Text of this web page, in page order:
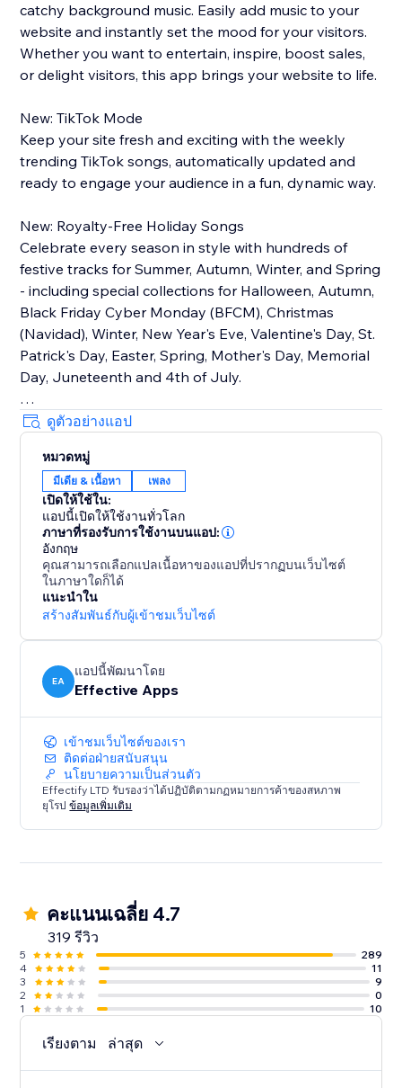
catchy background music. Easily add music to your
website and instantly set the mood for your visitors.
Whether you want to entertain, inspire, boost sales,
or delight visitors, this app brings your website to life.
New: TikTok Mode
Keep your site fresh and exciting with the weekly
trending TikTok songs, automatically updated and
ready to engage your audience in a fun, dynamic way.
New: Royalty-Free Holiday Songs
Celebrate every season in style with hundreds of
festive tracks for Summer, Autumn, Winter, and Spring
- including special collections for Halloween, Autumn,
Black Friday Cyber Monday (BFCM), Christmas
(Navidad), Winter, New Year's Eve, Valentine's Day, St.
Patrick's Day, Easter, Spring, Mother's Day, Memorial
Day, Juneteenth and 4th of July.
How It Works
Upload your own audio files or use our holiday music
library that contains hundreds of royalty-free songs
for every holiday and occasion.
Main Features
• TikTok Mode with weekly trending songs
• Hundreds of holiday songs for every seasons,
holiday and occasion throughout the year
• Seamless autoplay & looping options
• Customizable widget design, placement & controls
ดูตัวอย่างแอป
หมวดหมู่
มีเดีย & เนื้อหา เพลง
เปิดให้ใช้ใน:
แอปนี้เปิดให้ใช้งานทั่วโลก
ภาษาที่รองรับการใช้งานบนแอป:
อังกฤษ
คุณสามารถเลือกแปลเนื้อหาของแอปที่ปรากฏบนเว็บไซต์
ในภาษาใดก็ได้
แนะนำใน
สร้างสัมพันธ์กับผู้เข้าชมเว็บไซต์
EA
แอปนี้พัฒนาโดย
Effective Apps
เข้าชมเว็บไซต์ของเรา
ติดต่อฝ่ายสนับสนุน
นโยบายความเป็นส่วนตัว
Effectify LTD รับรองว่าได้ปฏิบัติตามกฏหมายการค้าของสหภาพ
ยุโรปข้อมูลเพิ่มเติม
คะแนนเฉลี่ย 4.7
319 รีวิว
5
289
4
11
3
9
2
0
1
10
เรียงตาม ล่าสุด